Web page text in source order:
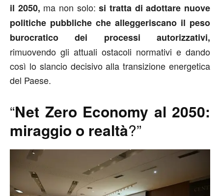
il 2050, ma non solo: si tratta di adottare nuove
politiche pubbliche che alleggeriscano il peso
burocratico dei processi autorizzativi,
rimuovendo gli attuali ostacoli normativi e dando
così lo slancio decisivo alla transizione energetica
del Paese.
“Net Zero Economy al 2050:
miraggio o realtà?”